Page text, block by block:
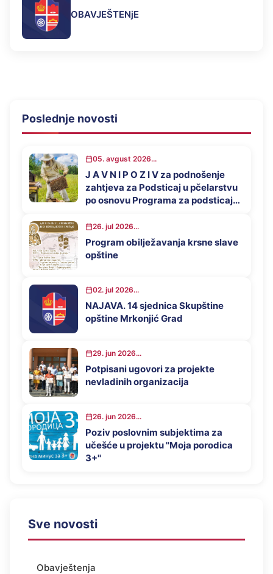
OBAVJEŠTENjE
Poslednje novosti
05. avgust 2026...
J A V N I P O Z I V za podnošenje
zahtjeva za Podsticaj u pčelarstvu
po osnovu Programa za podsticaj
Mrkonjić Grad u 2026. godini
26. jul 2026...
Program obilježavanja krsne slave
opštine
02. jul 2026...
NAJAVA. 14 sjednica Skupštine
opštine Mrkonjić Grad
29. jun 2026...
Potpisani ugovori za projekte
nevladinih organizacija
26. jun 2026...
Poziv poslovnim subjektima za
učešće u projektu ''Moja porodica
3+''
Sve novosti
Obavještenja